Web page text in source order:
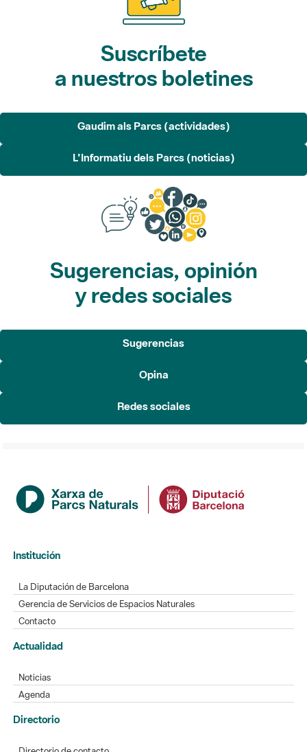
Suscríbete
a nuestros boletines
Gaudim als Parcs (actividades)
L'Informatiu dels Parcs (noticias)
Sugerencias, opinión
y redes sociales
Sugerencias
Opina
Redes sociales
Institución
La Diputación de Barcelona
Gerencia de Servicios de Espacios Naturales
Contacto
Actualidad
Noticias
Agenda
Directorio